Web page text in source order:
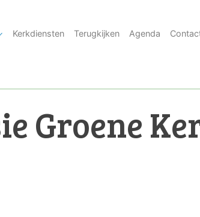
Kerkdiensten Terugkijken Agenda
Groene